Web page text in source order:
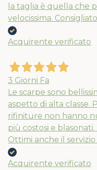
la taglia è quella che
velocissima. Consigliato
Acquirente verificato
3 Giorni Fa
Le scarpe sono
aspetto di alta classe.
rifiniture non hanno
più costosi e
Ottimi anche il
Acquirente verificato